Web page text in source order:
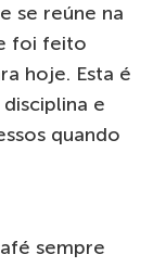
se reúne na
foi feito
hoje. Esta é
e
quando
sempre